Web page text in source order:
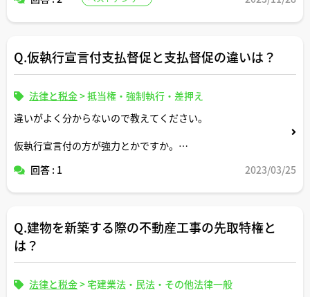
Q.仮執行宣言付支払督促と支払督促の違いは？
法律と税金>抵当権・強制執行・差押え
違いがよく分からないので教えてください。
仮執行宣言付の方が強力とかですか。
んから届く類の書類という点では同じですか。
回答 : 1 2023/03/25
Q.建物を新築する際の不動産工事の先取特権と
は？
法律と税金>宅建業法・民法・その他法律一般